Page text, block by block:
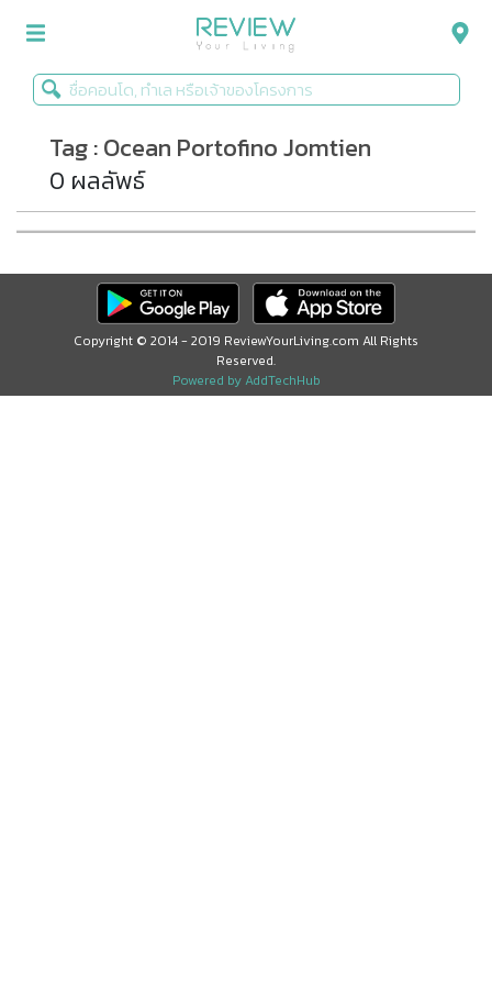
รีวิวคอนโด
รีวิวบ้าน
รีวิวทาวน์โฮม
Life+Style
Infographic
Tag : Ocean Portofino Jomtien
0 ผลลัพธ์
Copyright © 2014 - 2019 ReviewYourLiving.com All Rights
Reserved.
Powered by AddTechHub